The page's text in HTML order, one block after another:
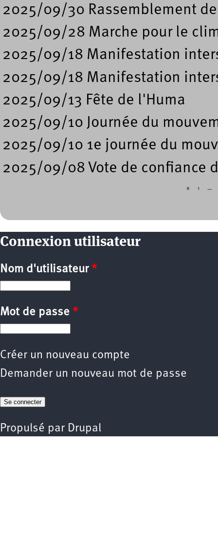
2025/09/30 Rassemblement
2025/09/28 Marche pour le
2025/09/18 Manifestation
2025/09/18 Manifestation
2025/09/13 Fête de l'Huma
2025/09/10 Journée du
2025/09/10 1e journée du
2025/09/08 Vote de confiance
« ‹ …
Connexion utilisateur
Nom d'utilisateur *
Mot de passe *
Créer un nouveau compte
Demander un nouveau mot de passe
Propulsé par Drupal